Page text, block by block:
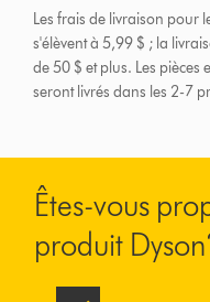
Les frais de livraison pour
s'élèvent à 5,99 $ ; la
de 50 $ et plus. Les pièces
seront livrés dans les 2-7
Êtes-vous
produit